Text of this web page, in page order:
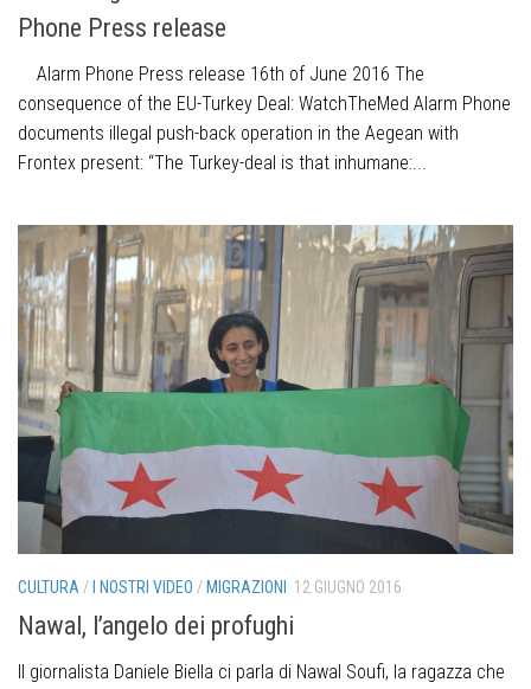
Phone Press release
Alarm Phone Press release 16th of June 2016 The
consequence of the EU-Turkey Deal: WatchTheMed Alarm Phone
documents illegal push-back operation in the Aegean with
Frontex present: “The Turkey-deal is that inhumane:...
CULTURA/ I NOSTRI VIDEO / MIGRAZIONI 12 GIUGNO 2016
Nawal, l’angelo dei profughi
Il giornalista Daniele Biella ci parla di Nawal Soufi, la ragazza che